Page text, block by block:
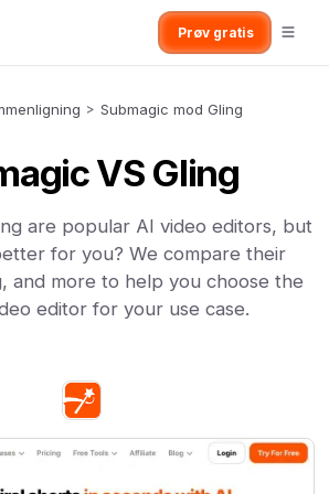
Prøv gratis
> Submagic mod Gling
VS Gling
are popular AI video editors, but
for you? We compare their
and more to help you choose the
editor for your use case.